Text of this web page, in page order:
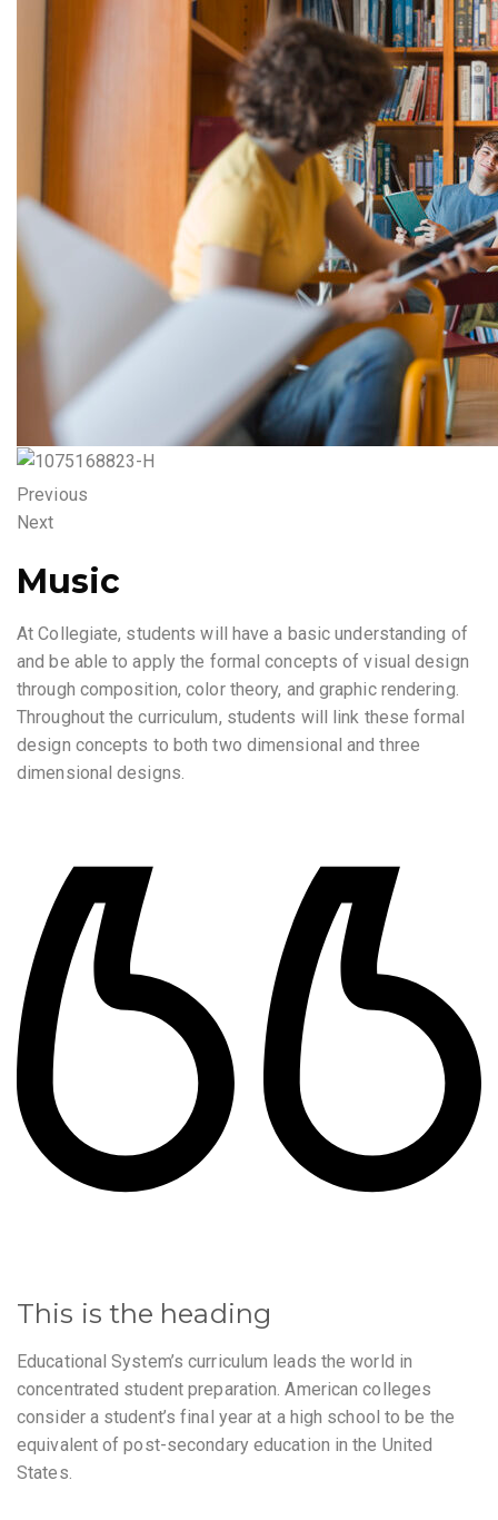
Previous
Next
Music
At Collegiate, students will have a basic understanding of
and be able to apply the formal concepts of visual design
through composition, color theory, and graphic rendering.
Throughout the curriculum, students will link these formal
design concepts to both two dimensional and three
dimensional designs.
This is the heading
Educational System’s curriculum leads the world in
concentrated student preparation. American colleges
consider a student’s final year at a high school to be the
equivalent of post-secondary education in the United
States.